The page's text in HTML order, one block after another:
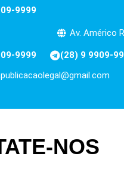
9999
Av. Américo
9999 (28) 9 9909-
NOS